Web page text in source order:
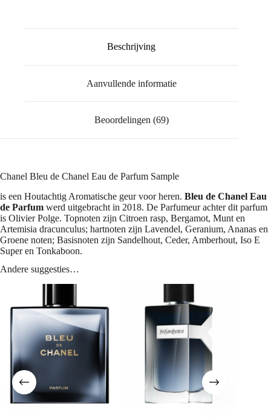
Beschrijving
Aanvullende informatie
Beoordelingen (69)
Chanel Bleu de Chanel Eau de Parfum Sample
is een Houtachtig Aromatische geur voor heren. Bleu de Chanel Eau
de Parfum werd uitgebracht in 2018. De Parfumeur achter dit parfum
is Olivier Polge. Topnoten zijn Citroen rasp, Bergamot, Munt en
Artemisia dracunculus; hartnoten zijn Lavendel, Geranium, Ananas en
Groene noten; Basisnoten zijn Sandelhout, Ceder, Amberhout, Iso E
Super en Tonkaboon.
Andere suggesties…